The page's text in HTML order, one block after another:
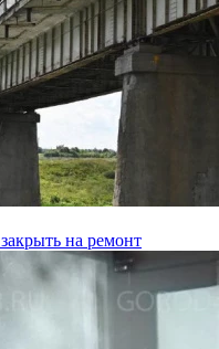
на ремонт